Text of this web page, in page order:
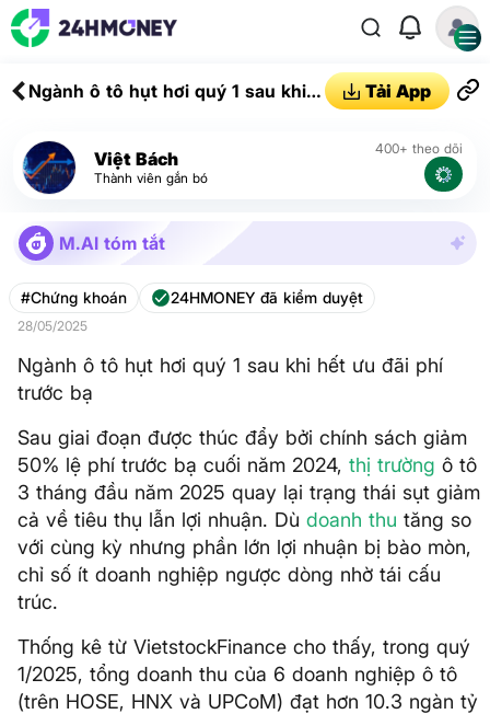
Ngành ô tô hụt hơi quý 1 sau khi
Tải App
Việt Bách
Thành viên gắn bó
400+ theo dõi
M.AI tóm tắt
#Chứng khoán 24HMONEY đã kiểm duyệt
28/05/2025
Ngành ô tô hụt hơi quý 1 sau khi hết ưu đãi phí
trước bạ
Sau giai đoạn được thúc đẩy bởi chính sách giảm
50% lệ phí trước bạ cuối năm 2024, thị trường ô tô
3 tháng đầu năm 2025 quay lại trạng thái sụt giảm
cả về tiêu thụ lẫn lợi nhuận. Dù doanh thu tăng so
với cùng kỳ nhưng phần lớn lợi nhuận bị bào mòn,
chỉ số ít doanh nghiệp ngược dòng nhờ tái cấu
trúc.
Thống kê từ VietstockFinance cho thấy, trong quý
1/2025, tổng doanh thu của 6 doanh nghiệp ô tô
(trên HOSE, HNX và UPCoM) đạt hơn 10.3 ngàn tỷ